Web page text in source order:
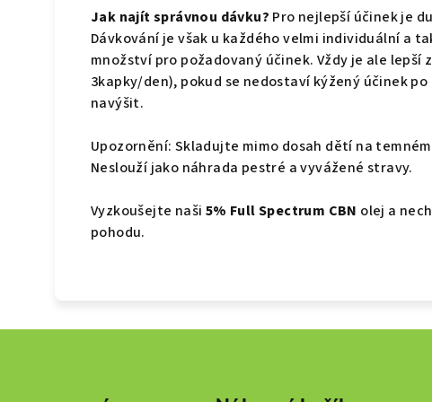
Jak najít správnou dávku? Pro nejlepší účinek je
Dávkování je však u každého velmi individuální a
množství pro požadovaný účinek. Vždy je ale lepší
3kapky/den), pokud se nedostaví kýžený účinek
navýšit.
Upozornění: Skladujte mimo dosah dětí na
Neslouží jako náhrada pestré a vyvážené stravy.
Vyzkoušejte naši 5% Full Spectrum CBN olej a
pohodu.